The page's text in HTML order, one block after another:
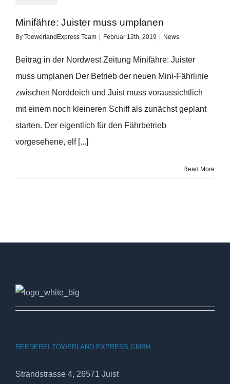
Minifähre: Juister muss umplanen
By ToewerlandExpress Team Februar 12th, 2019 News
Beitrag in der Nordwest Zeitung Minifähre: Juister
muss umplanen Der Betrieb der neuen Mini-Fährlinie
zwischen Norddeich und Juist muss voraussichtlich
mit einem noch kleineren Schiff als zunächst geplant
starten. Der eigentlich für den Fährbetrieb
vorgesehene, elf [...]
Read More
REEDEREI TÖWERLAND EXPRESS GMBH
Strandstrasse 4, 26571 Juist